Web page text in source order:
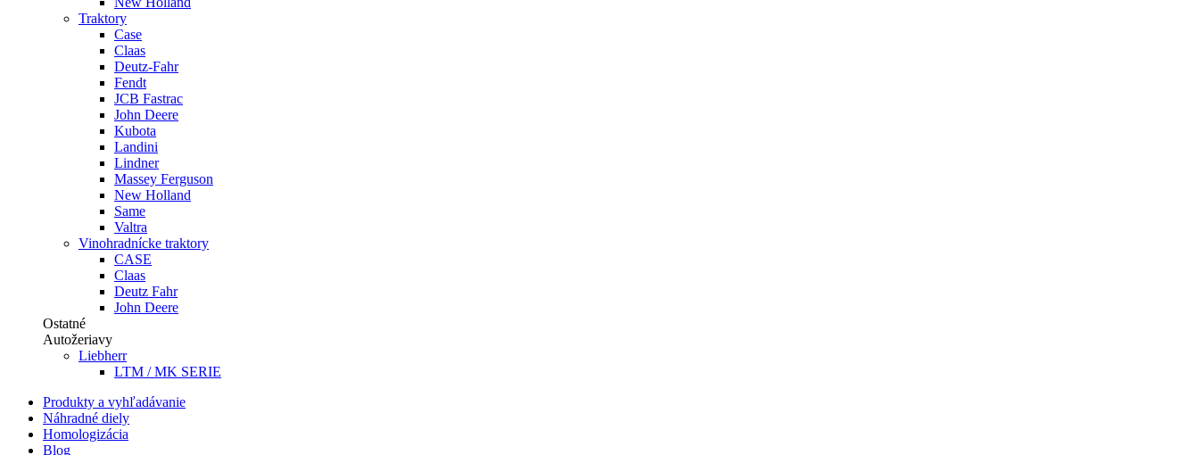
Traktory
Case
Claas
Deutz-Fahr
Fendt
JCB Fastrac
John Deere
Kubota
Landini
Lindner
Massey Ferguson
New Holland
Same
Valtra
Vinohradnícke traktory
CASE
Claas
Deutz Fahr
John Deere
Ostatné
Autožeriavy
Liebherr
LTM / MK SERIE
Produkty a vyhľadávanie
Náhradné diely
Homologizácia
Blog